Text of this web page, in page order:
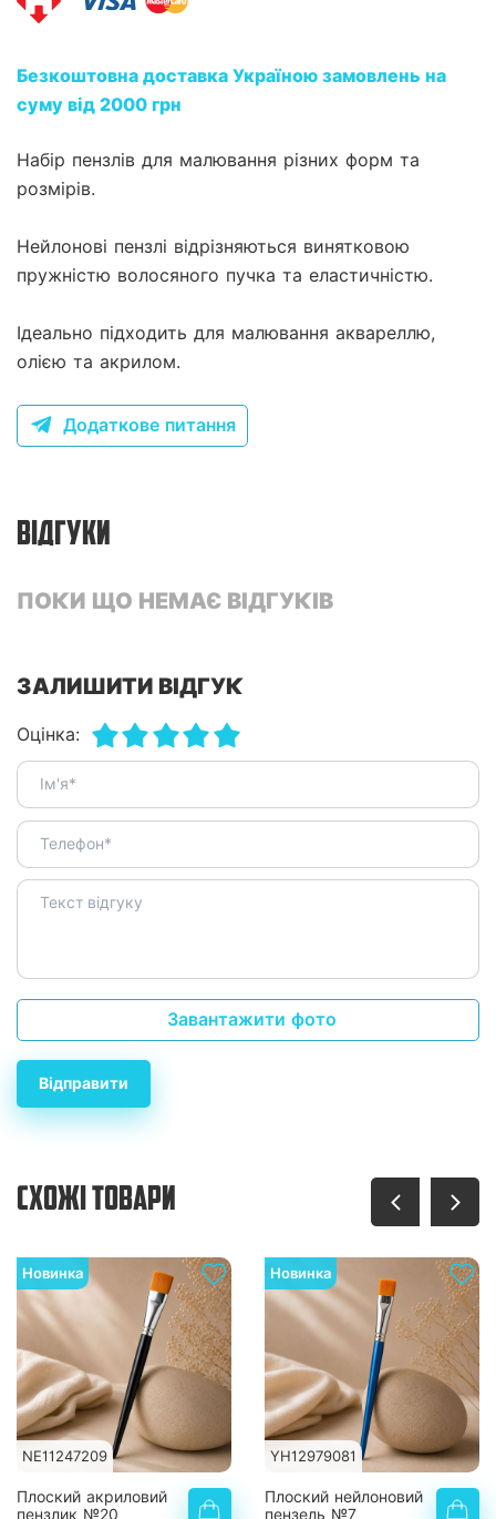
Безкоштовна доставка Україною замовлень на
суму від 2000 грн
Набір пензлів для малювання різних форм та
розмірів.
Нейлонові пензлі відрізняються винятковою
пружністю волосяного пучка та еластичністю.
Ідеально підходить для малювання аквареллю,
Додаткове питання
ВІДГУКИ
ПОКИ ЩО НЕМАЄ ВІДГУКІВ
ЗАЛИШИТИ ВІДГУК
Оцінка:
Завантажити фото
Відправити
СХОЖІ ТОВАРИ
Новинка
NE11247209
Плоский акриловий
пензлик №20
Новинка
YH12979081
Плоский нейлоновий
пензель №7